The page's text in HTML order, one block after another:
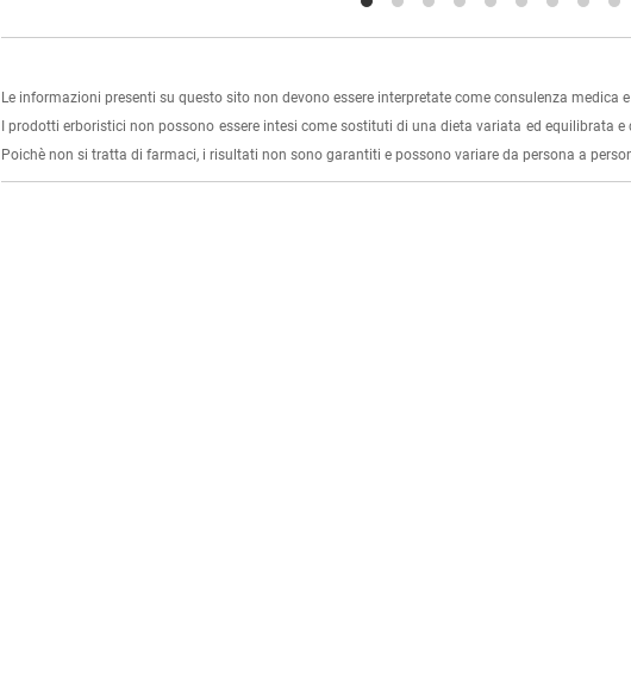
Le informazioni presenti su questo sito non devono essere interpretate come consulenza medica
I prodotti erboristici non possono essere intesi come sostituti di una dieta variata ed equilibrata
Poichè non si tratta di farmaci, i risultati non sono garantiti e possono variare da persona a